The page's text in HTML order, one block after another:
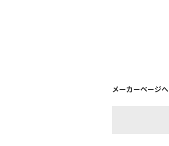
メーカーページへ